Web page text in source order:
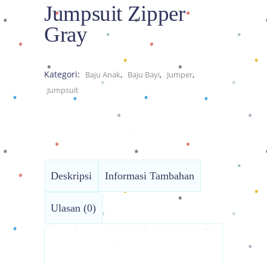
Jumpsuit Zipper
Gray
Kategori: Baju Anak, Baju Bayi, Jumper,
Jumpsuit
Deskripsi Informasi Tambahan
Ulasan (0)